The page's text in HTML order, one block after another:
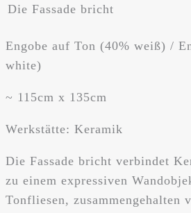
Die Fassade bricht
Engobe auf Ton (40% weiß) /
white)
~ 115cm x 135cm
Werkstätte: Keramik
Die Fassade bricht verbindet
zu einem expressiven
Tonfliesen, zusammengehalten